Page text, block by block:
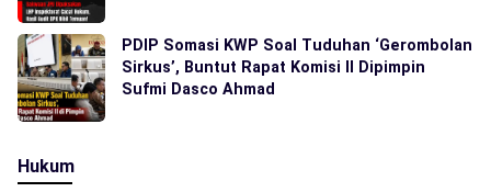
PDIP Somasi KWP Soal Tuduhan ‘Gerombolan
Sirkus’, Buntut Rapat Komisi II Dipimpin
Sufmi Dasco Ahmad
Hukum